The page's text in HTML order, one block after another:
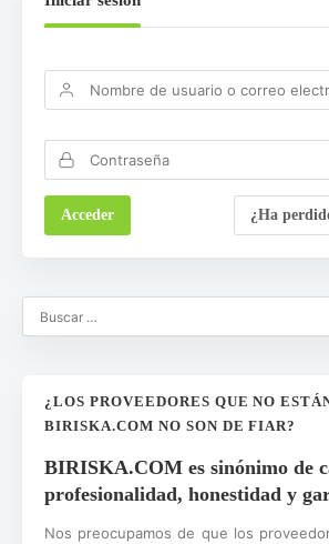
¿Ha
¿LOS PROVEEDORES QUE NO
BIRISKA.COM NO SON DE FIAR?
BIRISKA.COM es sinónimo de
profesionalidad, honestidad y
Nos preocupamos de que los